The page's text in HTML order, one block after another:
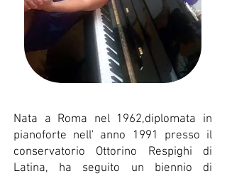
Nata a Roma nel 1962,diplomata in
pianoforte nell' anno 1991 presso il
conservatorio Ottorino Respighi di
Latina, ha seguito un biennio di